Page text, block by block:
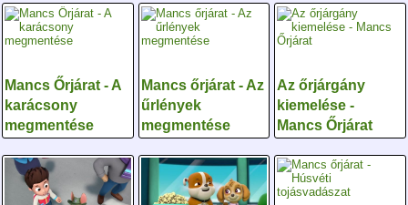
Mancs Őrjárat - A
karácsony
megmentése
Mancs őrjárat - Az
űrlények
megmentése
Az őrjárgány
kiemelése -
Mancs Őrjárat